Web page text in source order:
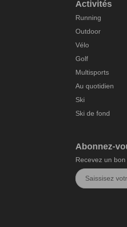
Activités
Running
Outdoor
Vélo
Golf
Multisports
Au quotidien
Ski
Ski de fond
Abonnez-
Recevez un
Saissisez